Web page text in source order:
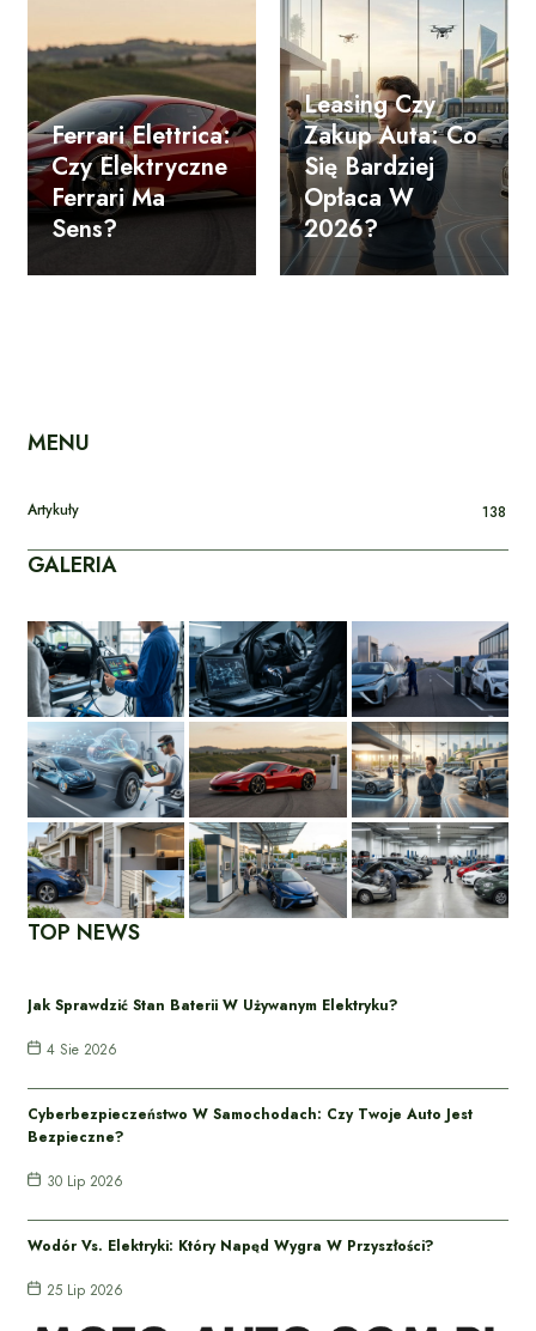
Ferrari Elettrica:
Czy Elektryczne
Ferrari Ma
Sens?
Leasing Czy
Zakup Auta: Co
Się Bardziej
Opłaca W
2026?
MENU
Artykuły 138
GALERIA
TOP NEWS
Jak Sprawdzić Stan Baterii W Używanym Elektryku?
4 Sie 2026
Cyberbezpieczeństwo W Samochodach: Czy Twoje Auto Jest
Bezpieczne?
30 Lip 2026
Wodór Vs. Elektryki: Który Napęd Wygra W Przyszłości?
25 Lip 2026